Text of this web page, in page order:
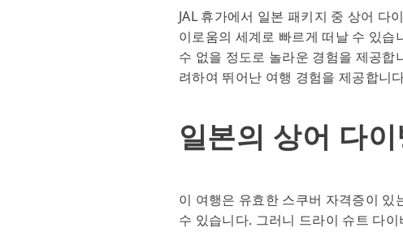
JAL 휴가에서 일본 패키지 중 상어 다
이로움의 세계로 빠르게 떠날 수 있
수 없을 정도로 놀라운 경험을 제공
려하여 뛰어난 여행 경험을 제공합니
일본의 상어 다
이 여행은 유효한 스쿠버 자격증이
수 있습니다. 그러니 드라이 슈트 다